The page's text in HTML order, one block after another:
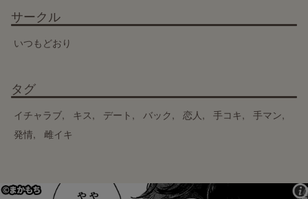
サークル
いつもどおり
タグ
イチャラブ キス デート バック 恋人 手コキ
手マン
発情
雌イキ